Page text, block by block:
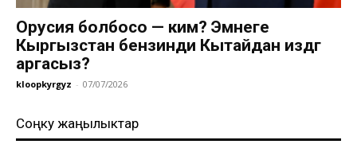
Орусия болбосо — ким? Эмнеге
Кыргызстан бензинди Кытайдан издөөгө
аргасыз?
kloopkyrgyz - 07/07/2026
Соңку жаңылыктар